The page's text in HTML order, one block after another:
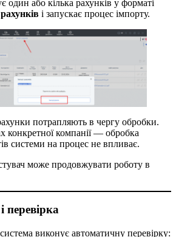
один або кілька рахунків у форматі
і запускає процес імпорту.
потрапляють в чергу обробки.
конкретної компанії — обробка
системи на процес не впливає.
може продовжувати роботу в
перевірка
виконує автоматичну перевірку: